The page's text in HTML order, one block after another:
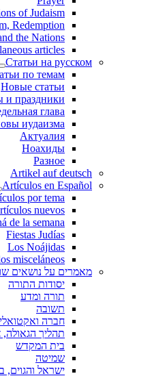
of Judaism
Redemption
the Nations
articles
Статьи на русском
по темам
Новые статьи
и праздники
глава
иудаизма
Актуалия
Ноахиды
Разное
Artikel auf deutsch
Artículos en Español
por tema
nuevos
de la semana
Fiestas Judías
Los Noájidas
misceláneos
מאמרים על נושאים
יסודות התורה
תורה ומדע
תשובה
חברה
תהליך הגאולה,
בית המקדש
שמיטה
ישראל והגוים,